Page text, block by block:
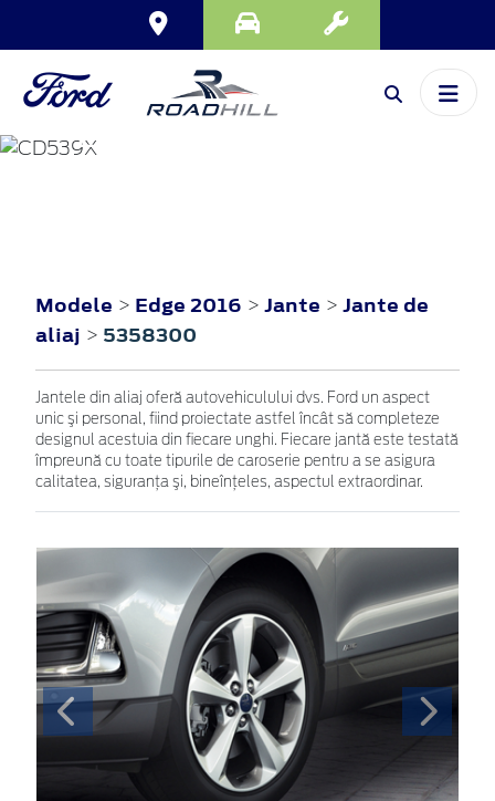
EDGE
Modele > Edge 2016 > Jante > Jante de
aliaj > 5358300
Jantele din aliaj oferă autovehiculului dvs. Ford un aspect
unic şi personal, fiind proiectate astfel încât să completeze
designul acestuia din fiecare unghi. Fiecare jantă este testată
împreună cu toate tipurile de caroserie pentru a se asigura
calitatea, siguranţa şi, bineînţeles, aspectul extraordinar.